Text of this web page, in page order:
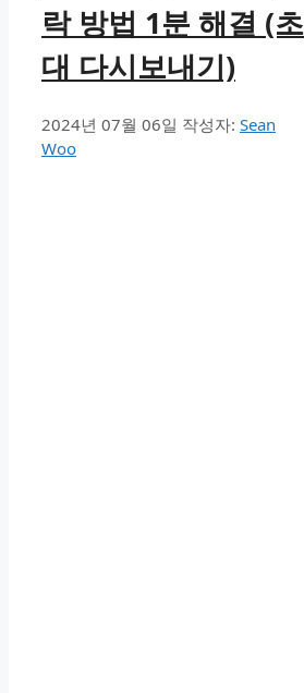
락 방법 1분 해결 (초
대 다시보내기)
2024년 07월 06일 작성자: Sean
Woo